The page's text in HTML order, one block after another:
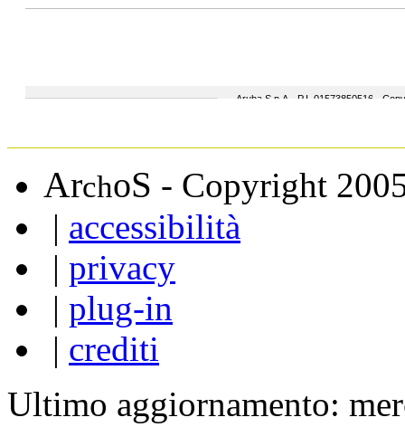
ArchoS - Copyright
| accessibilità
| privacy
| plug-in
| crediti
Ultimo aggiornamento: